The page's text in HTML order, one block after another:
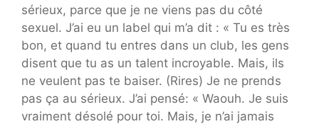
sérieux, parce que je ne viens pas du côté
sexuel. J’ai eu un label qui m’a dit : « Tu es très
bon, et quand tu entres dans un club, les gens
disent que tu as un talent incroyable. Mais, ils
ne veulent pas te baiser. (Rires) Je ne prends
pas ça au sérieux. J’ai pensé: « Waouh. Je suis
vraiment désolé pour toi. Mais, je n’ai jamais